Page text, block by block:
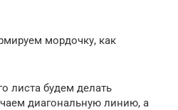
мордочку, как
листа будем делать
диагональную линию, а